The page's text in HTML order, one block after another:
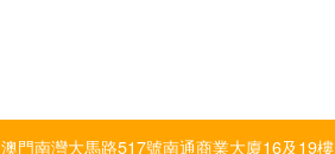
澳門南灣大馬路517號南通商業大廈16及19樓